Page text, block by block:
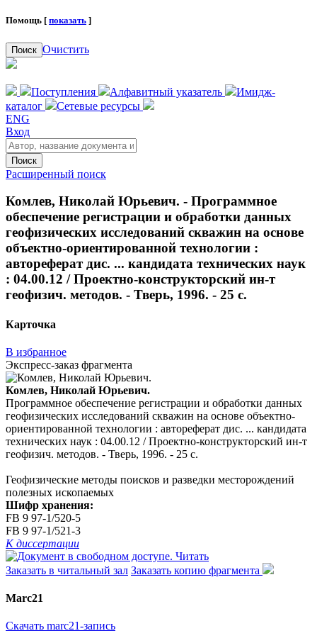
Помощь [ показать ]
Поиск Очистить
Поступления Алфавитный указатель
Имидж-
каталог
Сетевые ресурсы
ENG
Вход
Поиск
Расширенный поиск
Комлев, Николай Юрьевич. - Программное
обеспечение регистрации и обработки данных
геофизических исследований скважин на основе
объектно-ориентированной технологии :
автореферат дис. ... кандидата технических наук
: 04.00.12 / Проектно-конструкторский ин-т
геофизич. методов. - Тверь, 1996. - 25 с.
Карточка
В избранное
Экспресс-заказ фрагмента
Комлев, Николай Юрьевич.
Программное обеспечение регистрации и обработки данных
геофизических исследований скважин на основе объектно-
ориентированной технологии : автореферат дис. ... кандидата
технических наук : 04.00.12 / Проектно-конструкторский ин-т
геофизич. методов. - Тверь, 1996. - 25 с.
Геофизические методы поисков и разведки месторождений
полезных ископаемых
Шифр хранения:
FB 9 97-1/520-5
FB 9 97-1/521-3
К диссертации
Читать
Заказать в читальный зал Заказать копию фрагмента
Marc21
Скачать marc21-запись